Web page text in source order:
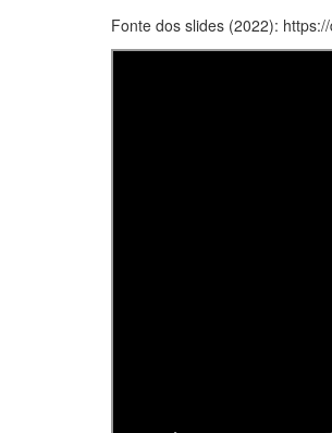
Fonte dos slides (2022):